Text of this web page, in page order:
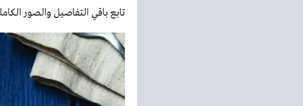
تابع باقي التفاصيل والصور